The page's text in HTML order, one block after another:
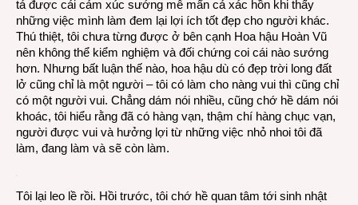
tả được cái cảm xúc sướng mê mẩn cả xác hồn khi thấy
những việc mình làm đem lại lợi ích tốt đẹp cho người khác.
Thú thiệt, tôi chưa từng được ở bên cạnh Hoa hậu Hoàn Vũ
nên không thể kiểm nghiệm và đối chứng coi cái nào sướng
hơn. Nhưng bất luận thế nào, hoa hậu dù có đẹp trời long đất
lở cũng chỉ là một người – tôi có làm cho nàng vui thì cũng chỉ
có một người vui. Chẳng dám nói nhiều, cũng chớ hề dám nói
khoác, tôi hiểu rằng đã có hàng vạn, thậm chí hàng chục vạn,
người được vui và hưởng lợi từ những việc nhỏ nhoi tôi đã
làm, đang làm và sẽ còn làm.
Tôi lại leo lề rồi. Hồi trước, tôi chớ hề quan tâm tới sinh nhật